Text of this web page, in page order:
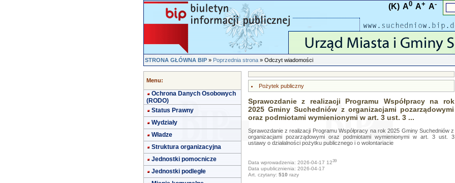
(K) A0 A+ A-
STRONA GŁÓWNA BIP»Poprzednia strona» Odczyt wiadomości
Menu:
Ochrona Danych Osobowych
(RODO)
Status Prawny
Wydziały
Władze
Struktura organizacyjna
Jednostki pomocnicze
Jednostki podległe
Pożytek publiczny
Sprawozdanie z realizacji Programu Współpracy na rok
2025 Gminy Suchedniów z organizacjami pozarządowymi
oraz podmiotami wymienionymi w art. 3 ust. 3 ...
Sprawozdanie z realizacji Programu Współpracy na rok 2025 Gminy Suchedniów z
organizacjami pozarządowymi oraz podmiotami wymienionymi w art. 3 ust. 3
ustawy o działalności pożytku publicznego i o wolontariacie
Data wprowadzenia: 2026-04-17 1239
Data upublicznienia: 2026-04-17
Art. czytany: 510 razy